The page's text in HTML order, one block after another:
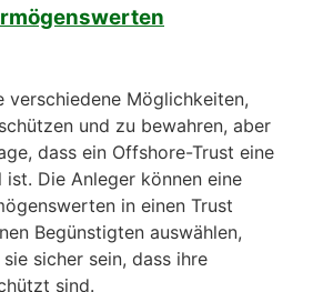
verschiedene Möglichkeiten,
und zu bewahren, aber
dass ein Offshore-Trust eine
ist. Die Anleger können eine
in einen Trust
Begünstigten auswählen,
sicher sein, dass ihre
sind.